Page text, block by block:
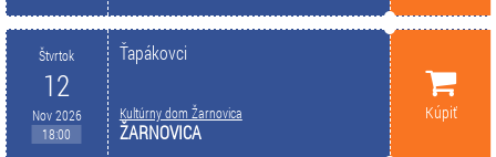
Štvrtok
12
Nov 2026
18:00
Ťapákovci
Kultúrny dom Žarnovica
ŽARNOVICA
Kúpiť